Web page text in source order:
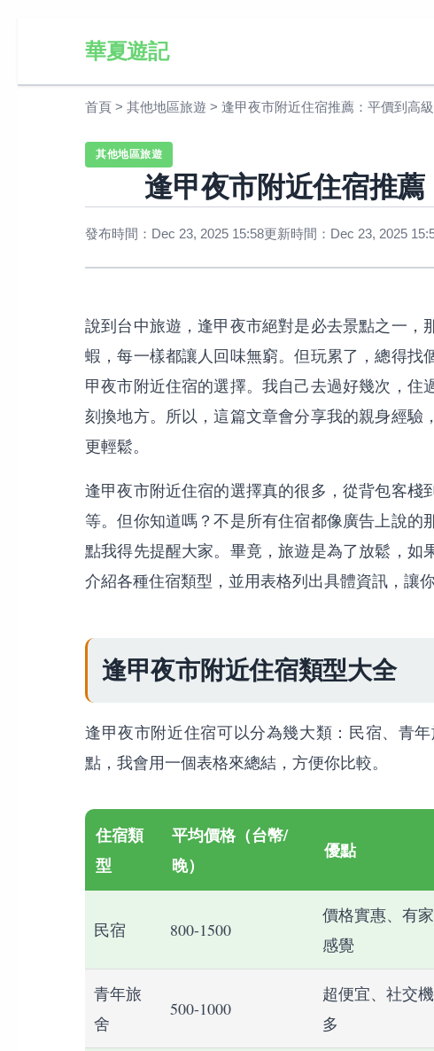
華夏遊記
首頁 > 其他地區旅遊 > 逢甲夜市附近住宿推薦：平價到高
其他地區旅遊
逢甲夜市附近住宿推
發布時間：Dec 23, 2025 15:58更新時間：Dec 23, 2025
說到台中旅遊，逢甲夜市絕對是必去景點之一，
蝦，每一樣都讓人回味無窮。但玩累了，總得
甲夜市附近住宿的選擇。我自己去過好幾次，
刻換地方。所以，這篇文章會分享我的親身經
更輕鬆。
逢甲夜市附近住宿的選擇真的很多，從背包客
等。但你知道嗎？不是所有住宿都像廣告上說
點我得先提醒大家。畢竟，旅遊是為了放鬆，
介紹各種住宿類型，並用表格列出具體資訊，讓你
逢甲夜市附近住宿類型大全
逢甲夜市附近住宿可以分為幾大類：民宿、青
點，我會用一個表格來總結，方便你比較。
住宿類
型
平均價格（台幣/
晚）
優點
民宿 800-1500
價格實惠、有
感覺
青年旅
舍
500-1000
超便宜、社交
多